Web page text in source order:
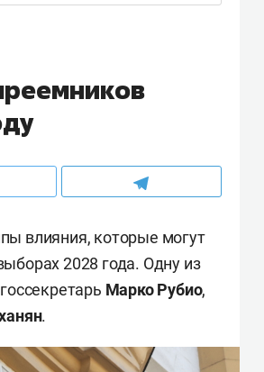
влияния, которые могут
2028 года. Одну из
Марко Рубио,
.